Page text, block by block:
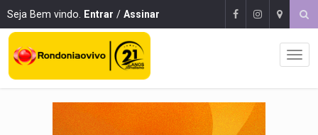
Seja Bem vindo. Entrar / Assinar